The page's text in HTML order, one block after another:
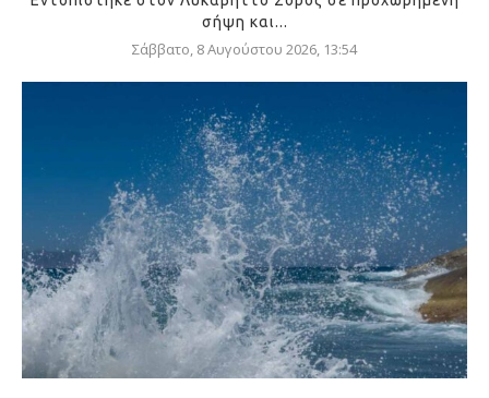
σήψη και...
Σάββατο, 8 Αυγούστου 2026, 13:54